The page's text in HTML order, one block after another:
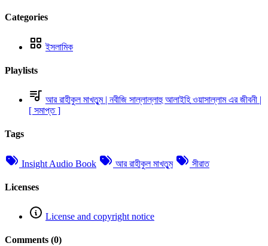
Categories
ইসলামিক
Playlists
আর রাহীকুল মাখতুৃম | নবীজি সাল্লাল্লাহু আলাইহি ওয়াসাল্লাম এর জীবনী |
[ সমাপ্ত ]
Tags
Insight Audio Book আর রাহীকুল মাখতুৃম সীরাত
Licenses
License and copyright notice
Comments (0)